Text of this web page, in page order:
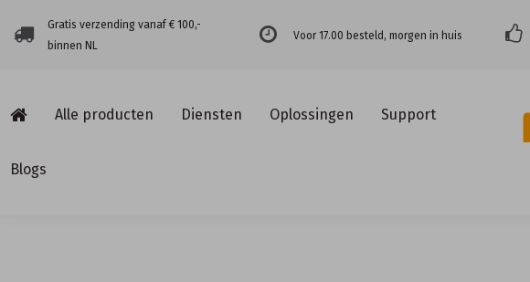
Gratis verzending vanaf € 100,-
binnen NL
Voor 17.00 besteld, morgen in huis
Alle producten Diensten Oplossingen Support
Blogs